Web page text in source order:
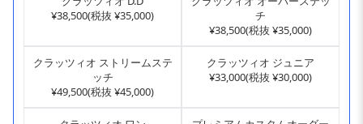
¥38,500(税抜 ¥35,000)
チ
¥38,500(税抜 ¥35,000)
クラッツィオ ストリームステ
ッチ
¥49,500(税抜 ¥45,000)
クラッツィオ ジュニア
¥33,000(税抜 ¥30,000)